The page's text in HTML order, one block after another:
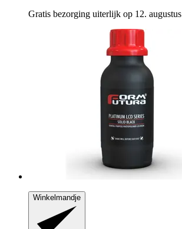
Gratis bezorging uiterlijk op 12. augustus
Winkelmandje